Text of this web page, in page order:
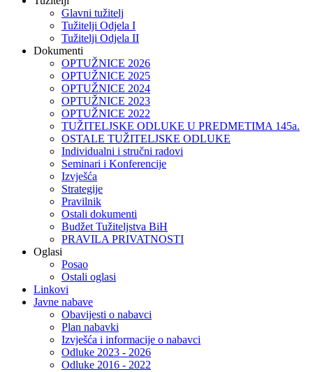
Glavni tužitelj
Tužitelji Odjela I
Tužitelji Odjela II
Dokumenti
OPTUŽNICE 2026
OPTUŽNICE 2025
OPTUŽNICE 2024
OPTUŽNICE 2023
OPTUŽNICE 2022
TUŽITELJSKE ODLUKE U PREDMETIMA 145a.
OSTALE TUŽITELJSKE ODLUKE
Individualni i stručni radovi
Seminari i Konferencije
Izvješća
Strategije
Pravilnik
Ostali dokumenti
Budžet Tužiteljstva BiH
PRAVILA PRIVATNOSTI
Oglasi
Posao
Ostali oglasi
Linkovi
Javne nabave
Obavijesti o nabavci
Plan nabavki
Izvješća i informacije o nabavci
Odluke 2023 - 2026
Odluke 2016 - 2022